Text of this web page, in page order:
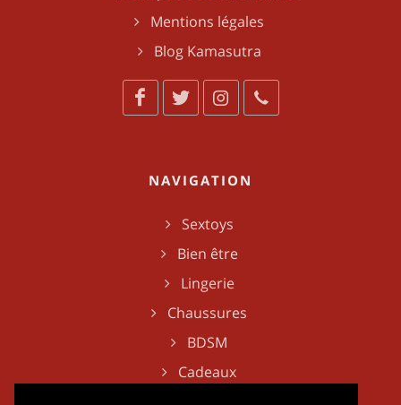
Mentions légales
Blog Kamasutra
NAVIGATION
Sextoys
Bien être
Lingerie
Chaussures
BDSM
Cadeaux